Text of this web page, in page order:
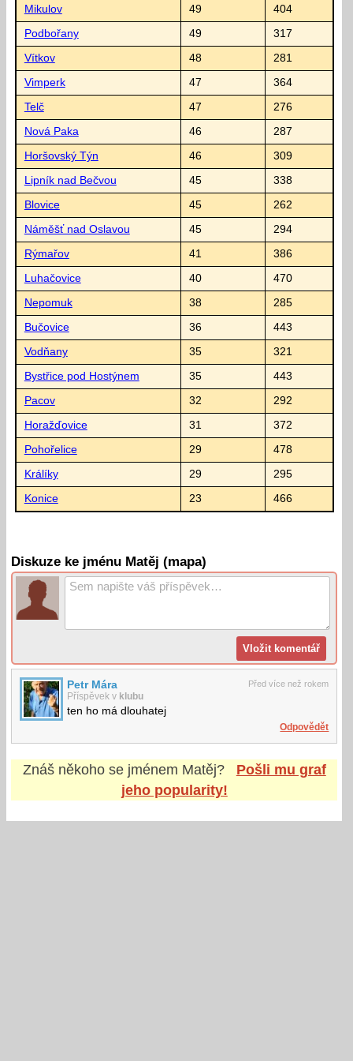
Mikulov 49 404
Podbořany 49 317
Vítkov 48 281
Vimperk 47 364
Telč 47 276
Nová Paka 46 287
Horšovský Týn 46 309
Lipník nad Bečvou 45 338
Blovice 45 262
Náměšť nad Oslavou 45 294
Rýmařov 41 386
Luhačovice 40 470
Nepomuk 38 285
Bučovice 36 443
Vodňany 35 321
Bystřice pod Hostýnem 35 443
Pacov 32 292
Horažďovice 31 372
Pohořelice 29 478
Králíky 29 295
Konice 23 466
Diskuze ke jménu Matěj (mapa)
Před více než rokem
Petr Mára
Příspěvek v klubu
ten ho má dlouhatej
Odpovědět
Znáš někoho se jménem Matěj?
Pošli mu graf
jeho popularity!